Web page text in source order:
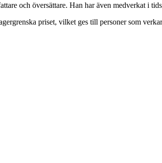
och översättare. Han har även medverkat i
priset, vilket ges till personer som